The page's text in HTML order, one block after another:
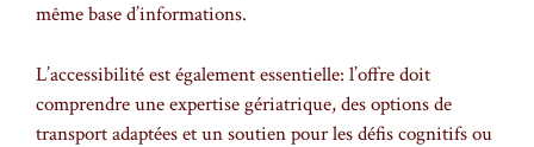
même base d’informations.
L’accessibilité est également essentielle: l’offre doit
comprendre une expertise gériatrique, des options de
transport adaptées et un soutien pour les défis cognitifs ou